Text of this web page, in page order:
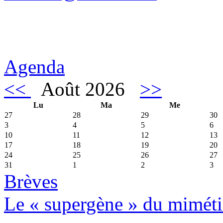
Agenda
<<
Août 2026 >>
Lu Ma
Me
27
28 29
30
3
4 5
6
10
11 12
13
17
18 19
20
24
25 26
27
31
1 2 3
Brèves
Le « supergène » du